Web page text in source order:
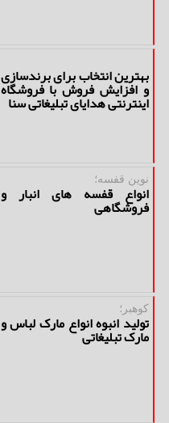
بهترین انتخاب برای برندسازی
و افزایش فروش با فروشگاه
اینترنتی هدایای تبلیغاتی سنا
نوین قفسه؛
انواع قفسه های انبار و
فروشگاهی
کوهبر؛
تولید انبوه انواع مارک لباس و
مارک تبلیغاتی